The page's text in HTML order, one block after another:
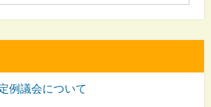
例議会について